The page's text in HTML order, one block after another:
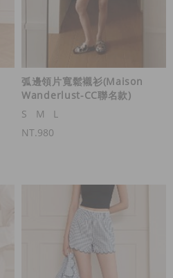
弧邊領片寬鬆襯衫(Maison
Wanderlust-CC聯名款)
S
M
L
NT.980